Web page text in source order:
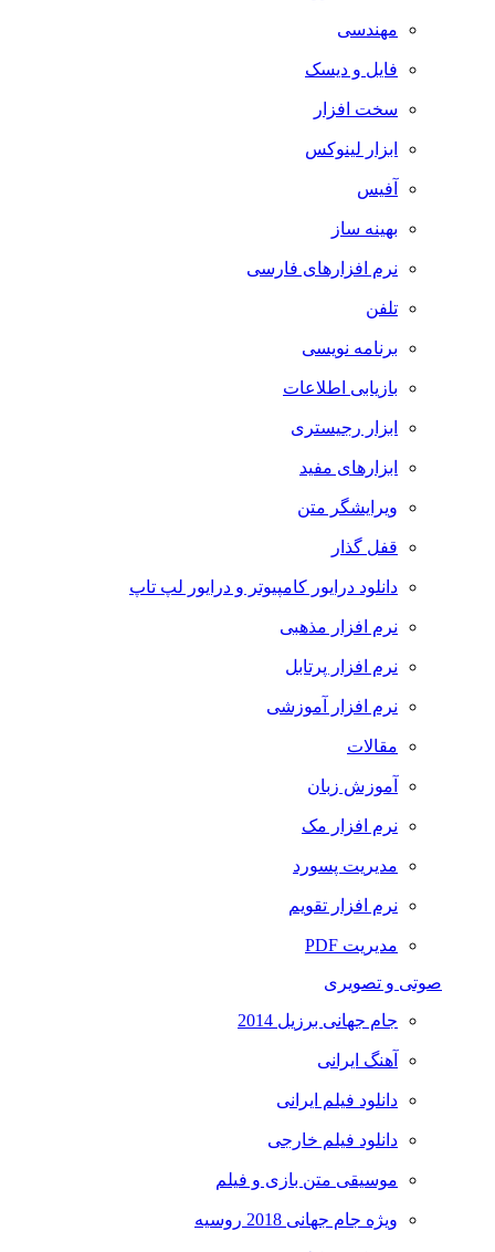
مهندسی
فایل و دیسک
سخت افزار
ابزار لینوکس
آفیس
بهینه ساز
نرم افزارهای فارسی
تلفن
برنامه نویسی
بازیابی اطلاعات
ابزار رجیستری
ابزارهای مفید
ویرایشگر متن
قفل گذار
دانلود درایور کامپیوتر و درایور لپ تاپ
نرم افزار مذهبی
نرم افزار پرتابل
نرم افزار آموزشی
مقالات
آموزش زبان
نرم افزار مک
مدیریت پسورد
نرم افزار تقویم
مدیریت PDF
صوتی و تصویری
جام جهانی برزیل 2014
آهنگ ایرانی
دانلود فیلم ایرانی
دانلود فیلم خارجی
موسیقی متن بازی و فیلم
ویژه جام جهانی 2018 روسیه